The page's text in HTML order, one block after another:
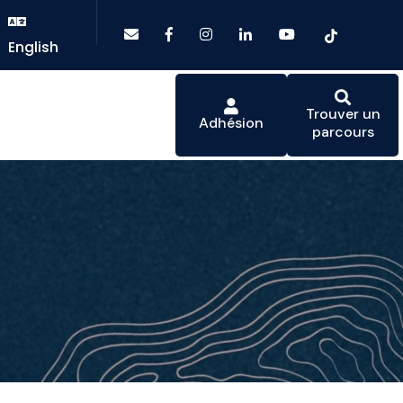
English
Adhésion
Trouver un
parcours